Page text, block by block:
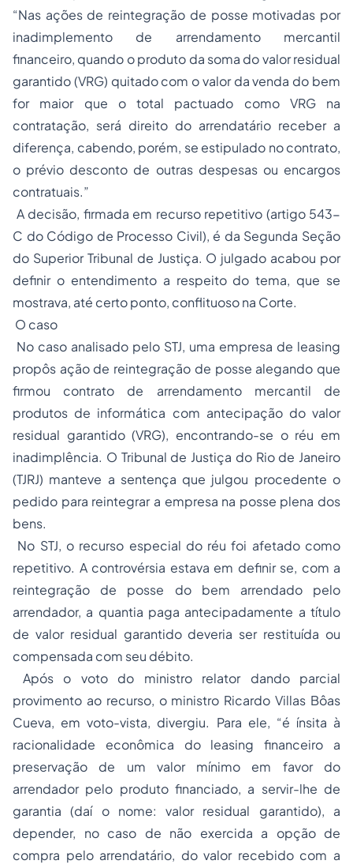
“Nas ações de reintegração de posse motivadas por
inadimplemento de arrendamento mercantil
financeiro, quando o produto da soma do valor residual
garantido (VRG) quitado com o valor da venda do bem
for maior que o total pactuado como VRG na
contratação, será direito do arrendatário receber a
diferença, cabendo, porém, se estipulado no contrato,
o prévio desconto de outras despesas ou encargos
contratuais.”
A decisão, firmada em recurso repetitivo (artigo 543-
C do Código de Processo Civil), é da Segunda Seção
do Superior Tribunal de Justiça. O julgado acabou por
definir o entendimento a respeito do tema, que se
mostrava, até certo ponto, conflituoso na Corte.
O caso
No caso analisado pelo STJ, uma empresa de leasing
propôs ação de reintegração de posse alegando que
firmou contrato de arrendamento mercantil de
produtos de informática com antecipação do valor
residual garantido (VRG), encontrando-se o réu em
inadimplência. O Tribunal de Justiça do Rio de Janeiro
(TJRJ) manteve a sentença que julgou procedente o
pedido para reintegrar a empresa na posse plena dos
bens.
No STJ, o recurso especial do réu foi afetado como
repetitivo. A controvérsia estava em definir se, com a
reintegração de posse do bem arrendado pelo
arrendador, a quantia paga antecipadamente a título
de valor residual garantido deveria ser restituída ou
compensada com seu débito.
Após o voto do ministro relator dando parcial
provimento ao recurso, o ministro Ricardo Villas Bôas
Cueva, em voto-vista, divergiu. Para ele, “é ínsita à
racionalidade econômica do leasing financeiro a
preservação de um valor mínimo em favor do
arrendador pelo produto financiado, a servir-lhe de
garantia (daí o nome: valor residual garantido), a
depender, no caso de não exercida a opção de
compra pelo arrendatário, do valor recebido com a